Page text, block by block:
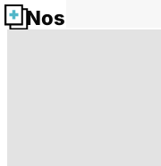
Nos fiches